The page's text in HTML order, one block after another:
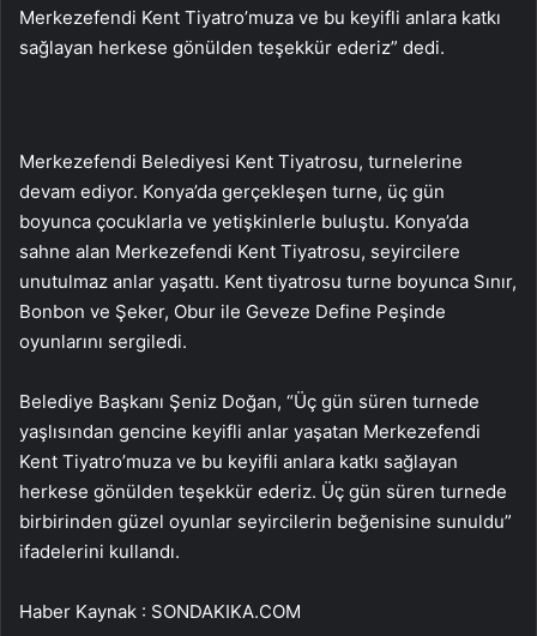
Merkezefendi Kent Tiyatro’muza ve bu keyifli anlara katkı
sağlayan herkese gönülden teşekkür ederiz” dedi.
Merkezefendi Belediyesi Kent Tiyatrosu, turnelerine
devam ediyor. Konya’da gerçekleşen turne, üç gün
boyunca çocuklarla ve yetişkinlerle buluştu. Konya’da
sahne alan Merkezefendi Kent Tiyatrosu, seyircilere
unutulmaz anlar yaşattı. Kent tiyatrosu turne boyunca Sınır,
Bonbon ve Şeker, Obur ile Geveze Define Peşinde
oyunlarını sergiledi.
Belediye Başkanı Şeniz Doğan, “Üç gün süren turnede
yaşlısından gencine keyifli anlar yaşatan Merkezefendi
Kent Tiyatro’muza ve bu keyifli anlara katkı sağlayan
herkese gönülden teşekkür ederiz. Üç gün süren turnede
birbirinden güzel oyunlar seyircilerin beğenisine sunuldu”
ifadelerini kullandı.
Haber Kaynak : SONDAKIKA.COM